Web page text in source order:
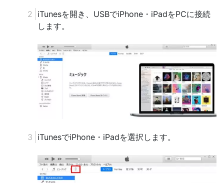
iTunesを開き、USBでiPhone・iPadをPCに接続
します。
iTunesでiPhone・iPadを選択します。